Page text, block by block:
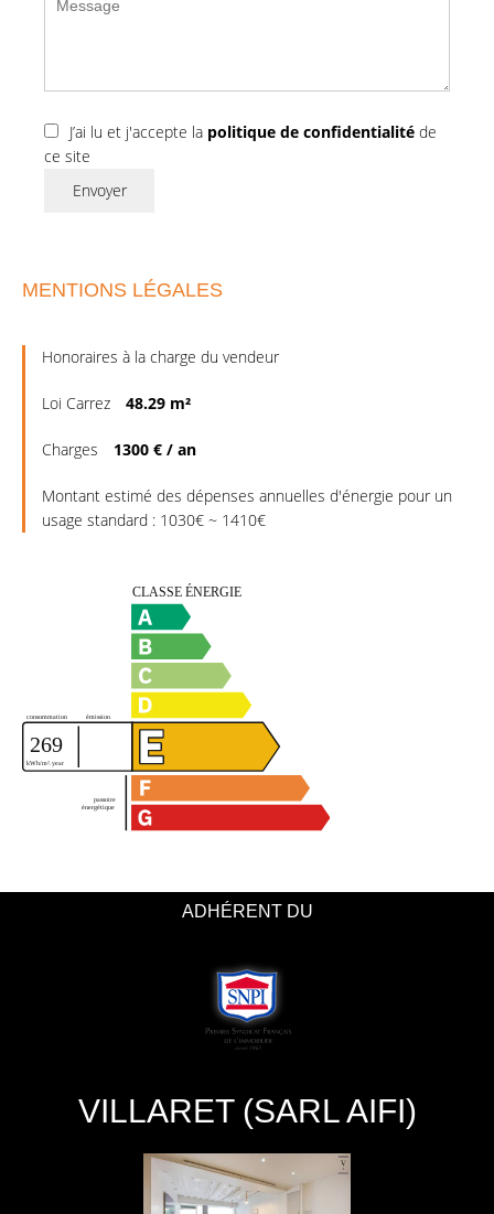
J’ai lu et j'accepte la politique de confidentialité de
ce site
Envoyer
MENTIONS LÉGALES
Honoraires à la charge du vendeur
Loi Carrez 48.29 m²
Charges 1300 € / an
Montant estimé des dépenses annuelles d'énergie pour un
usage standard : 1030€ ~ 1410€
ADHÉRENT DU
VILLARET (SARL AIFI)